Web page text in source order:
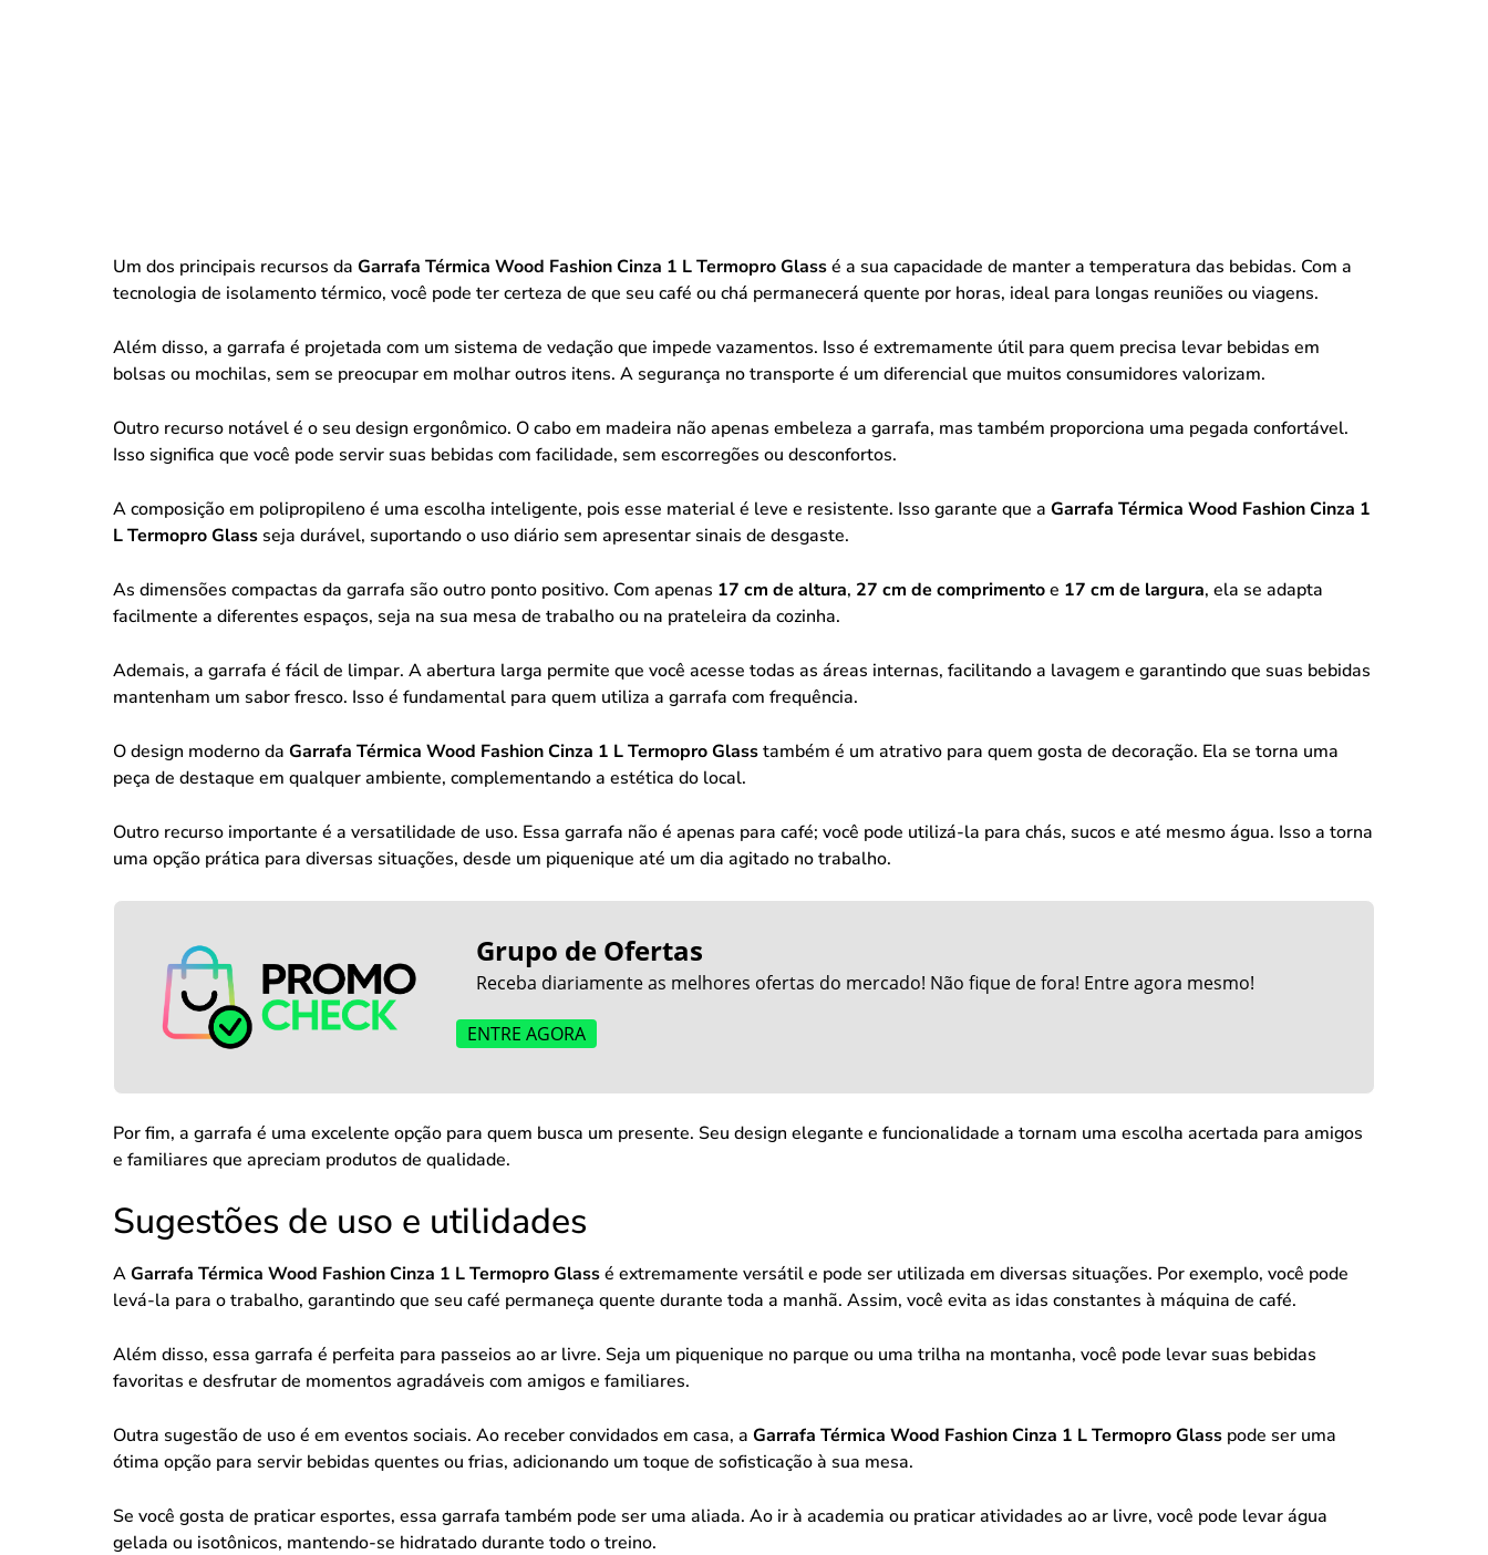
Um dos principais recursos da Garrafa Térmica Wood Fashion Cinza 1 L Termopro Glassé a sua capacidade de manter a temperatura das bebidas. Com a
tecnologia de isolamento térmico, você pode ter certeza de que seu café ou chá permanecerá quente por horas, ideal para longas reuniões ou viagens.
Além disso, a garrafa é projetada com um sistema de vedação que impede vazamentos. Isso é extremamente útil para quem precisa levar bebidas em
bolsas ou mochilas, sem se preocupar em molhar outros itens. A segurança no transporte é um diferencial que muitos consumidores valorizam.
Outro recurso notável é o seu design ergonômico. O cabo em madeira não apenas embeleza a garrafa, mas também proporciona uma pegada confortável.
Isso significa que você pode servir suas bebidas com facilidade, sem escorregões ou desconfortos.
A composição em polipropileno é uma escolha inteligente, pois esse material é leve e resistente. Isso garante que a Garrafa Térmica Wood Fashion Cinza 1
L Termopro Glass seja durável, suportando o uso diário sem apresentar sinais de desgaste.
As dimensões compactas da garrafa são outro ponto positivo. Com apenas 17 cm de altura, 27 cm de comprimentoe 17 cm de largura, ela se adapta
facilmente a diferentes espaços, seja na sua mesa de trabalho ou na prateleira da cozinha.
Ademais, a garrafa é fácil de limpar. A abertura larga permite que você acesse todas as áreas internas, facilitando a lavagem e garantindo que suas bebidas
mantenham um sabor fresco. Isso é fundamental para quem utiliza a garrafa com frequência.
O design moderno da Garrafa Térmica Wood Fashion Cinza 1 L Termopro Glasstambém é um atrativo para quem gosta de decoração. Ela se torna uma
peça de destaque em qualquer ambiente, complementando a estética do local.
Outro recurso importante é a versatilidade de uso. Essa garrafa não é apenas para café; você pode utilizá-la para chás, sucos e até mesmo água. Isso a torna
uma opção prática para diversas situações, desde um piquenique até um dia agitado no trabalho.
Grupo de Ofertas
Receba diariamente as melhores ofertas do mercado! Não fique de fora! Entre agora mesmo!
ENTRE AGORA
Por fim, a garrafa é uma excelente opção para quem busca um presente. Seu design elegante e funcionalidade a tornam uma escolha acertada para amigos
e familiares que apreciam produtos de qualidade.
Sugestões de uso e utilidades
AGarrafa Térmica Wood Fashion Cinza 1 L Termopro Glassé extremamente versátil e pode ser utilizada em diversas situações. Por exemplo, você pode
levá-la para o trabalho, garantindo que seu café permaneça quente durante toda a manhã. Assim, você evita as idas constantes à máquina de café.
Além disso, essa garrafa é perfeita para passeios ao ar livre. Seja um piquenique no parque ou uma trilha na montanha, você pode levar suas bebidas
favoritas e desfrutar de momentos agradáveis com amigos e familiares.
Outra sugestão de uso é em eventos sociais. Ao receber convidados em casa, a Garrafa Térmica Wood Fashion Cinza 1 L Termopro Glass pode ser uma
ótima opção para servir bebidas quentes ou frias, adicionando um toque de sofisticação à sua mesa.
Se você gosta de praticar esportes, essa garrafa também pode ser uma aliada. Ao ir à academia ou praticar atividades ao ar livre, você pode levar água
gelada ou isotônicos, mantendo-se hidratado durante todo o treino.